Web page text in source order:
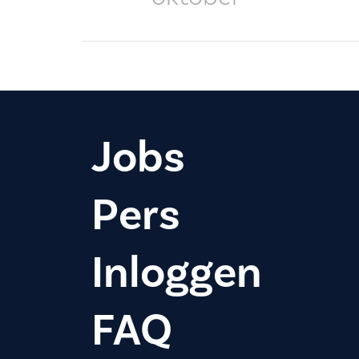
Jobs
Pers
Inloggen
FAQ